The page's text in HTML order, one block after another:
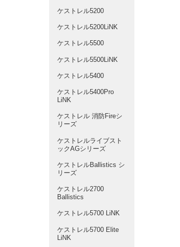
ケストレル5200
ケストレル5200LiNK
ケストレル5500
ケストレル5500LiNK
ケストレル5400
ケストレル5400Pro
LiNK
ケストレル 消防Fireシ
リーズ
ケストレルライブスト
ックAGシリーズ
ケストレルBallistics シ
リーズ
ケストレル2700
Ballistics
ケストレル5700 LiNK
ケストレル5700 Elite
LiNK